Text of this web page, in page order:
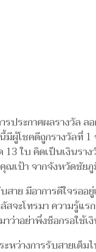
รประกาศผลรางวัล ล
มีผู้โชคดีถูกรางวัลที่
ใบ คิดเป็นเงินรา
ณเป้า จากจังหวัดชัย
สาย มีอาการดีใจรออ
สจะโทรมา ความรู้แร
ว่าอย่าพึ่งช็อกรอใช้เ
ะหว่างการรับสายเต็